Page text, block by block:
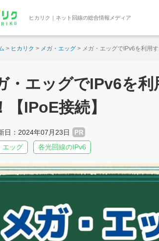
ヒカリク｜ネット回線の総合情報メディア
> ヒカリク > メガ・エッグ > メガ・エッグでIPv6を利用
・エッグでIPv6を
【IPoE接続】
日：2024年07月23日 PR
エッグ 各光回線のIPv6